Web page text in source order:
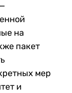
на
пакет
мер
и